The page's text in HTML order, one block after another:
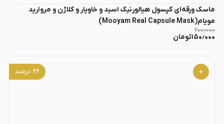
ماسک ورقه‌ای کپسول هیالورنیک اسید و خاویار و کلاژن و مروارید
مویام(Mooyam Real Capsule Mask)
۲۰۰٫۰۰۰
۱۵۰٫۰۰۰تومان
۲۶ درصد